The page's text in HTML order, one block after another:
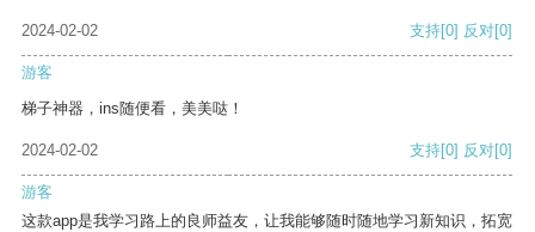
2024-02-02 支持[0] 反对[0]
游客
梯子神器，ins随便看，美美哒！
2024-02-02 支持[0] 反对[0]
游客
这款app是我学习路上的良师益友，让我能够随时随地学习新知识，拓宽